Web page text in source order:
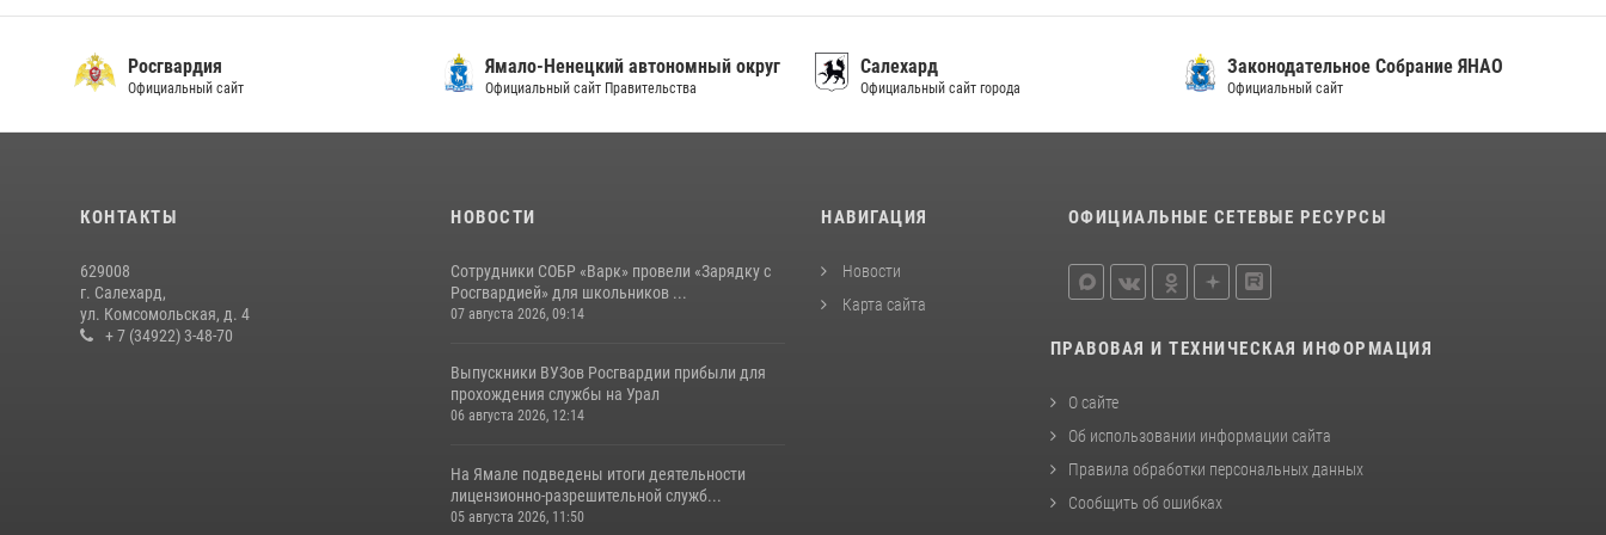
Росгвардия
Официальный сайт
Ямало-Ненецкий автономный округ
Официальный сайт Правительства
Салехард
Официальный сайт города
Законодательное Собрание ЯНАО
Официальный сайт
КОНТАКТЫ
629008
г. Салехард,
ул. Комсомольская, д. 4
+ 7 (34922) 3-48-70
НОВОСТИ
Сотрудники СОБР «Варк» провели «Зарядку с
Росгвардией» для школьников ...
07 августа 2026, 09:14
Выпускники ВУЗов Росгвардии прибыли для
прохождения службы на Урал
06 августа 2026, 12:14
На Ямале подведены итоги деятельности
лицензионно-разрешительной служб...
05 августа 2026, 11:50
НАВИГАЦИЯ
Новости
Карта сайта
ОФИЦИАЛЬНЫЕ СЕТЕВЫЕ РЕСУРСЫ
ПРАВОВАЯ И ТЕХНИЧЕСКАЯ ИНФОРМАЦИЯ
О сайте
Об использовании информации сайта
Правила обработки персональных данных
Сообщить об ошибках